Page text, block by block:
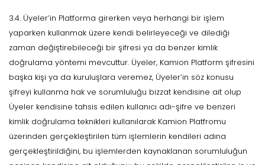
3.4. Üyeler’in Platforma girerken veya herhangi bir işlem
yaparken kullanmak üzere kendi belirleyeceği ve dilediği
zaman değiştirebileceği bir şifresi ya da benzer kimlik
doğrulama yöntemi mevcuttur. Üyeler, Kamion Platform şifresini
başka kişi ya da kuruluşlara veremez, Üyeler’in söz konusu
şifreyi kullanma hak ve sorumluluğu bizzat kendisine ait olup
Üyeler kendisine tahsis edilen kullanıcı adı-şifre ve benzeri
kimlik doğrulama teknikleri kullanılarak Kamion Platfromu
üzerinden gerçekleştirilen tüm işlemlerin kendileri adına
gerçekleştirildiğini, bu işlemlerden kaynaklanan sorumluluğun